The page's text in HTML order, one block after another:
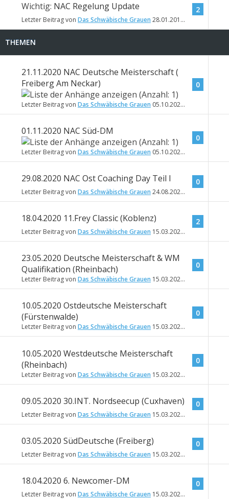
Wichtig: NAC Regelung Update
Letzter Beitrag von Das Schwäbische Grauen 28.01.2019
2
THEMEN
21.11.2020 NAC Deutsche Meisterschaft (
Freiberg Am Neckar)
Letzter Beitrag von Das Schwäbische Grauen 05.10.2020
0
01.11.2020 NAC Süd-DM
Letzter Beitrag von Das Schwäbische Grauen 05.10.2020
0
29.08.2020 NAC Ost Coaching Day Teil I
Letzter Beitrag von Das Schwäbische Grauen 24.08.2020
0
18.04.2020 11.Frey Classic (Koblenz)
Letzter Beitrag von Das Schwäbische Grauen 15.03.2020
2
23.05.2020 Deutsche Meisterschaft & WM
Qualifikation (Rheinbach)
Letzter Beitrag von Das Schwäbische Grauen 15.03.2020
0
10.05.2020 Ostdeutsche Meisterschaft
(Fürstenwalde)
Letzter Beitrag von Das Schwäbische Grauen 15.03.2020
0
10.05.2020 Westdeutsche Meisterschaft
(Rheinbach)
Letzter Beitrag von Das Schwäbische Grauen 15.03.2020
0
09.05.2020 30.INT. Nordseecup (Cuxhaven)
Letzter Beitrag von Das Schwäbische Grauen 15.03.2020
0
03.05.2020 SüdDeutsche (Freiberg)
Letzter Beitrag von Das Schwäbische Grauen 15.03.2020
0
18.04.2020 6. Newcomer-DM
Letzter Beitrag von Das Schwäbische Grauen 15.03.2020
0